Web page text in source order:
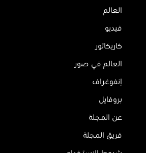
العالم
فيديو
كاريكاتور
العالم في صور
إنفوغراف
بروفايل
عن المجلة
فريق المجلة